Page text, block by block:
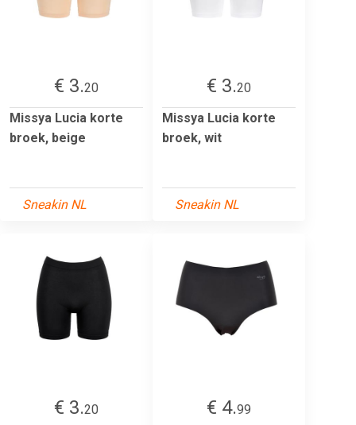
€ 3.20
Missya Lucia korte
broek, beige
Sneakin NL
€ 3.20
Missya Lucia korte
broek, wit
Sneakin NL
€ 3.20
€ 4.99